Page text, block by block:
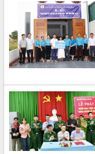
Không có file video nào để
ALBUM ẢNH